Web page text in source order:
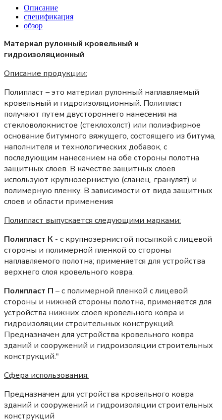
Описание
спецификация
обзор
Материал рулонный кровельный и
гидроизоляционный
Описание продукции:
Полипласт – это материал рулонный наплавляемый
кровельный и гидроизоляционный. Полипласт
получают путем двустороннего нанесения на
стекловолокнистое (стеклохолст) или полиэфирное
основание битумного вяжущего, состоящего из битума,
наполнителя и технологических добавок, с
последующим нанесением на обе стороны полотна
защитных слоев. В качестве защитных слоев
используют крупнозернистую (сланец, гранулят) и
полимерную пленку. В зависимости от вида защитных
слоев и области применения
Полипласт выпускается следующими марками:
Полипласт К - с крупнозернистой посыпкой с лицевой
стороны и полимерной пленкой со стороны
наплавляемого полотна; применяется для устройства
верхнего слоя кровельного ковра.
Полипласт П – с полимерной пленкой с лицевой
стороны и нижней стороны полотна, применяется для
устройства нижних слоев кровельного ковра и
гидроизоляции строительных конструкций.
Предназначен для устройства кровельного ковра
зданий и сооружений и гидроизоляции строительных
конструкций."
Сфера использования:
Предназначен для устройства кровельного ковра
зданий и сооружений и гидроизоляции строительных
конструкций